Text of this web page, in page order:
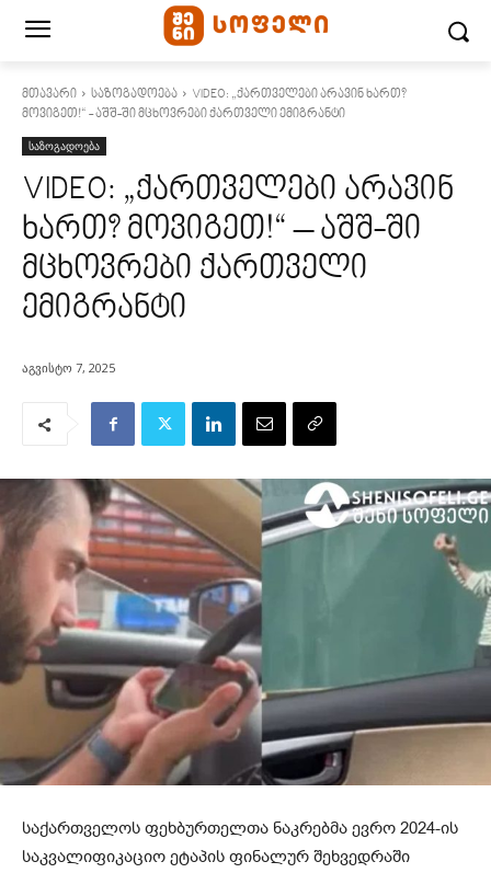
მთავარი საზოგადოება
VIDEO: „ქართველები არავინ ხართ?
მოვიგეთ!“ - აშშ-ში მცხოვრები ქართველი ემიგრანტი
საზოგადოება
VIDEO: „ქართველები არავინ
ხართ? მოვიგეთ!“ – აშშ-ში
მცხოვრები ქართველი
ემიგრანტი
აგვისტო 7, 2025
საქართველოს ფეხბურთელთა ნაკრებმა ევრო 2024-ის
საკვალიფიკაციო ეტაპის ფინალურ შეხვედრაში